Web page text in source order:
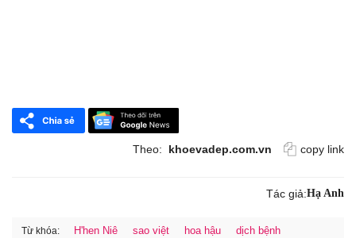
Theo: khoevadep.com.vn copy link
Tác giả:Hạ Anh
Từ khóa: H'hen Niê sao việt hoa hậu dịch bệnh